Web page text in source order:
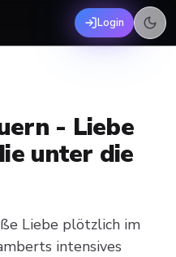
Login
- Liebe
unter die
Liebe plötzlich im
intensives